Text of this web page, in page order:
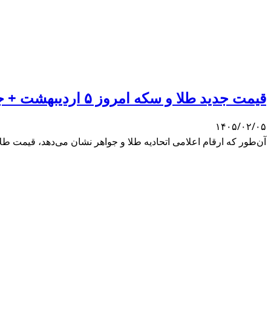
قیمت جدید طلا و سکه امروز ۵ اردیبهشت + جدول
۱۴۰۵/۰۲/۰۵
آن‌طور که ارقام اعلامی اتحادیه طلا و جواهر نشان می‌دهد، قیمت طلا ۱۸ عیار ۱۷ میلیون و ۱۹۸ هزار تومان و سکه ۱۷۶ میلیون تومان قیمت